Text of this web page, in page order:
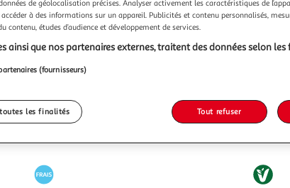
de géolocalisation précises. Analyser activement les caractéristiques de
à des informations sur un appareil. Publicités et contenu personnalisés,
contenu, études d’audience et développement de services.
ainsi que nos partenaires externes, traitent des données selon
(fournisseurs)
les finalités Tout refuser